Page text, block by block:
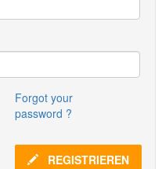
Forgot your
password ?
REGISTRIEREN